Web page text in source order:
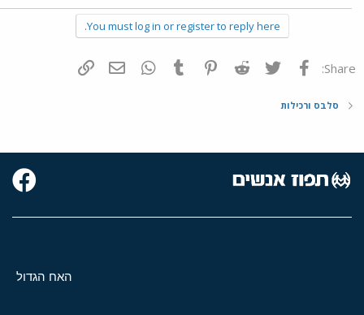
You must log in or register to reply here.
Share: פייסבוק Twitter
Reddit
Pinterest
Tumblr
WhatsAppדואר אלקטרוני
סלבס ורכילות
האח הגדול